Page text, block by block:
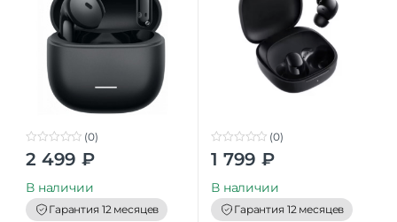
0
o
t
o
f
5
(0)
2 499 ₽
В наличии
Гарантия 12 месяцев
0
t
o
f
5
(0)
1 799 ₽
В наличии
Гарантия 12 месяцев